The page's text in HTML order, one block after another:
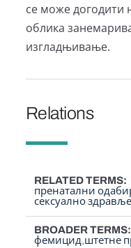
се може догодити
облика
изгладњивање.
Relations
RELATED TERMS
пренатални
сексуално здравље
BROADER TERMS
фемицид штетне